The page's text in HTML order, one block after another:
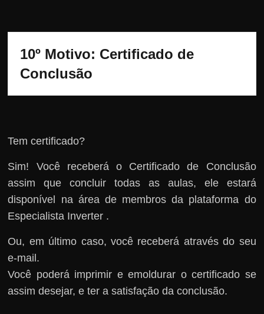
10º Motivo: Certificado de
Conclusão
Tem certificado?
Sim! Você receberá o Certificado de Conclusão
assim que concluir todas as aulas, ele estará
disponível na área de membros da plataforma do
Especialista Inverter .
Ou, em último caso, você receberá através do seu
e-mail.
Você poderá imprimir e emoldurar o certificado se
assim desejar, e ter a satisfação da conclusão.